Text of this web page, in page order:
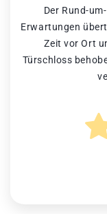
Der Rund-
Erwartungen
Zeit vor Ort
Türschloss